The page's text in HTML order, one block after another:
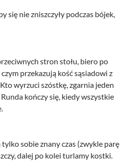
się nie zniszczyły podczas bójek,
stron stołu, biero po
przekazują kość sąsiadowi z
wyrzuci szóstkę, zgarnia jeden
kończy się, kiedy wszystkie
sobie znany czas (zwykle parę
dalej po kolei turlamy kostki.